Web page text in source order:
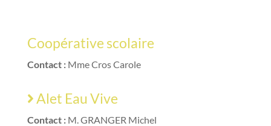
Coopérative scolaire
Contact :Mme Cros Carole
Alet Eau Vive
Contact :M. GRANGER Michel